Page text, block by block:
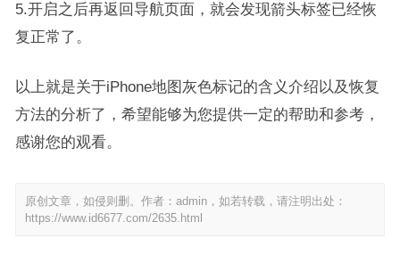
5.开启之后再返回导航页面，就会发现箭头标签已经恢
复正常了。
以上就是关于iPhone地图灰色标记的含义介绍以及恢复
方法的分析了，希望能够为您提供一定的帮助和参考，
感谢您的观看。
原创文章，如侵则删。作者：admin，如若转载，请注明出处：
https://www.id6677.com/2635.html